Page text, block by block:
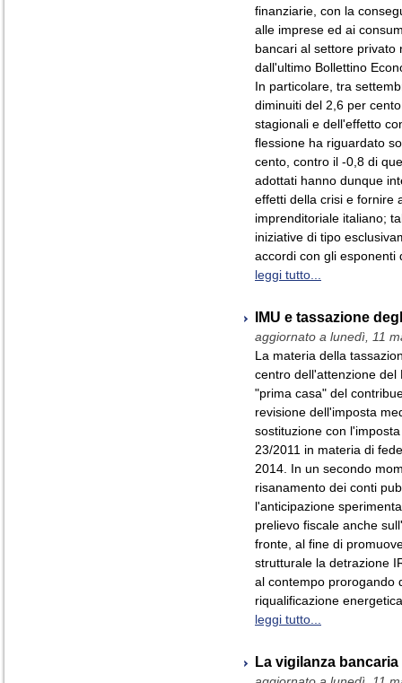
finanziarie, con la
alle imprese ed ai
bancari al settore privato
dall'ultimo Bollettino
In particolare, tra
diminuiti del 2,6 per
stagionali e dell'effetto
flessione ha riguardato
cento, contro il -0,8 di
adottati hanno dunque
effetti della crisi e fornire
imprenditoriale italiano;
iniziative di tipo
accordi con gli esponenti
leggi tutto...
IMU e tassazione
aggiornato a lunedì, 11
La materia della
centro dell'attenzione del
"prima casa" del
revisione dell'imposta
sostituzione con
23/2011 in materia di
2014. In un secondo
risanamento dei conti
l'anticipazione
prelievo fiscale anche
fronte, al fine di
strutturale la detrazione
al contempo prorogando
riqualificazione
leggi tutto...
La vigilanza bancaria